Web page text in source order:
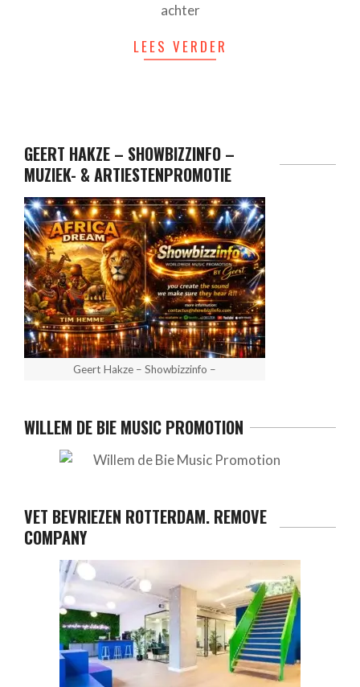
achter
LEES VERDER
GEERT HAKZE – SHOWBIZZINFO –
MUZIEK- & ARTIESTENPROMOTIE
Geert Hakze – Showbizzinfo –
WILLEM DE BIE MUSIC PROMOTION
VET BEVRIEZEN ROTTERDAM. REMOVE
COMPANY